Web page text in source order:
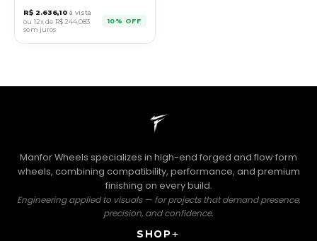
R$ 2.636,10 à vista
ou 12x de R$ 244,083
sem juros
10% OFF
Manfor Wheels specializes in high-end forged and flow form
wheels, combining compatibility, performance, and premium
finishing on every build.
Engineering applied to visuals — for projects that demand presence,
precision, and confidence.
SHOP